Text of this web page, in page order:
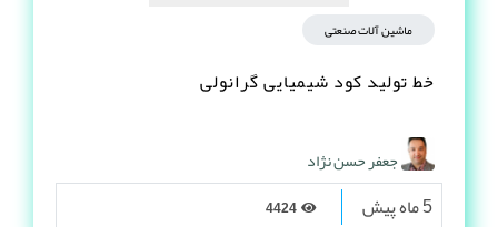
ماشین آلات صنعتی
خط تولید کود شیمیایی گرانولی
جعفر حسن نژاد
5 ماه پیش